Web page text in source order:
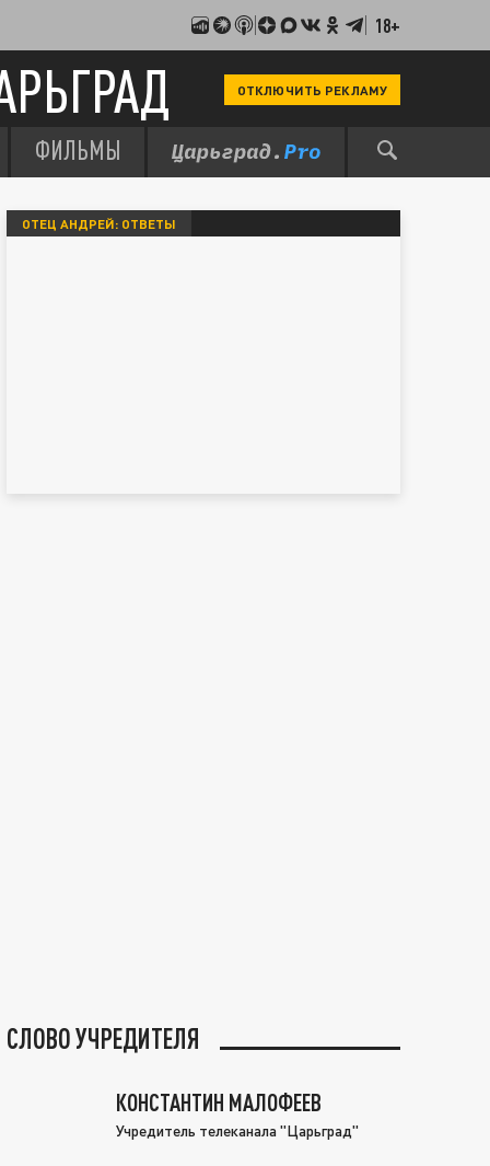
18+
ОТКЛЮЧИТЬ РЕКЛАМУ
ФИЛЬМЫ
ОТЕЦ АНДРЕЙ: ОТВЕТЫ
СЛОВО УЧРЕДИТЕЛЯ
КОНСТАНТИН МАЛОФЕЕВ
Учредитель телеканала "Царьград"